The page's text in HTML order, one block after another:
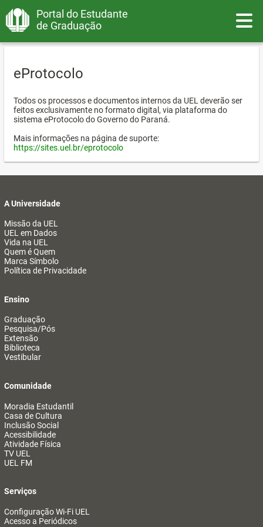
Portal do Estudante
de Graduação
eProtocolo
Todos os processos e documentos internos da UEL deverão ser
feitos exclusivamente no formato digital, via plataforma do
sistema eProtocolo do Governo do Paraná.
Mais informações na página de suporte:
https://sites.uel.br/eprotocolo
A Universidade
Missão da UEL
UEL em Dados
Vida na UEL
Quem é Quem
Marca Símbolo
Política de Privacidade
Ensino
Graduação
Pesquisa/Pós
Extensão
Biblioteca
Vestibular
Comunidade
Moradia Estudantil
Casa de Cultura
Inclusão Social
Acessibilidade
Atividade Física
TV UEL
UEL FM
Serviços
Configuração Wi-Fi UEL
Acesso a Periódicos